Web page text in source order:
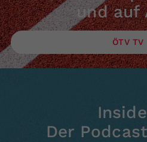
und auf
ÖTV TV
Der